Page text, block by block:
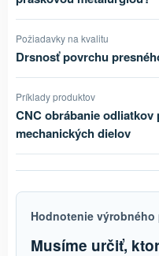
Požiadavky na kvalitu
Drsnosť povrchu
Príklady produktov
CNC obrábanie odliatkov
mechanických dielov
Hodnotenie výrobného
Musíme určiť,